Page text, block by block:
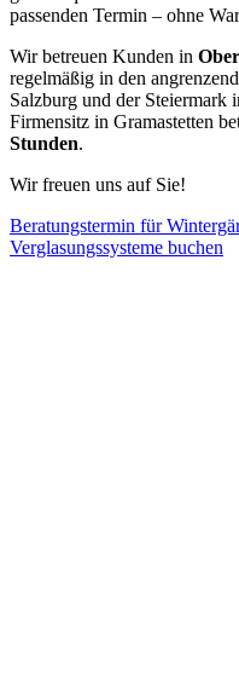
passenden Termin – ohne
Wir betreuen Kunden in
regelmäßig in den
Salzburg und der Steiermark
Firmensitz in Gramastetten
Stunden.
Wir freuen uns auf Sie!
Beratungstermin für
Verglasungssysteme buchen